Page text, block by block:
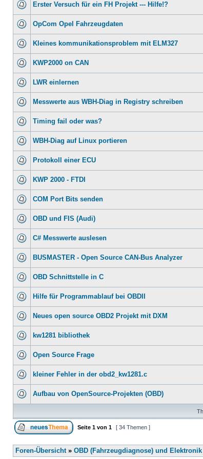
Erster Versuch für ein FH Projekt --- Hilfe!?
OpCom Opel Fahrzeugdaten
Kleines kommunikationsproblem mit ELM327
KWP2000 on CAN
LWR einlernen
Messwerte aus WBH-Diag in Registry schreiben
Timing fail oder was?
WBH-Diag auf Linux portieren
Protokoll einer ECU
KWP 2000 - FTDI
COM Port Bits senden
OBD und FIS (Audi)
C# Messwerte auslesen
BUSMASTER - Open Source CAN-Bus Analyzer
OBD Schnittstelle in C
Hilfe für Programmablauf bei OBDII
Neues open source OBD2 Projekt mit DXM
kw1281 bibliothek
Open Source Frage
kleiner Fehler in der obd2_kw1281.c
Aufbau von OpenSource-Projekten (OBD)
Seite 1 von 1 [ 34 Themen ]
Foren-Übersicht» OBD (Fahrzeugdiagnose) und Elektronik